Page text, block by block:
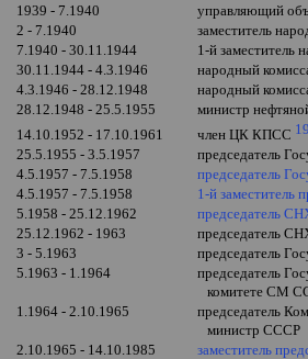
1939 - 7.1940
управляющий
2 - 7.1940
заместитель
7.1940 - 30.11.1944
1-й заместитель
30.11.1944 - 4.3.1946
народный
4.3.1946 - 28.12.1948
народный
28.12.1948 - 25.5.1955
министр
14.10.1952 - 17.10.1961
член ЦК КПСС
25.5.1955 - 3.5.1957
председатель
4.5.1957 - 7.5.1958
председатель
4.5.1957 - 7.5.1958
1-й
5.1958 - 25.12.1962
председатель
25.12.1962 - 1963
председатель
3 - 5.1963
председатель
5.1963 - 1.1964
председатель
комитете СМ
1.1964 - 2.10.1965
председатель
министр СССР
2.10.1965 - 14.10.1985
заместитель